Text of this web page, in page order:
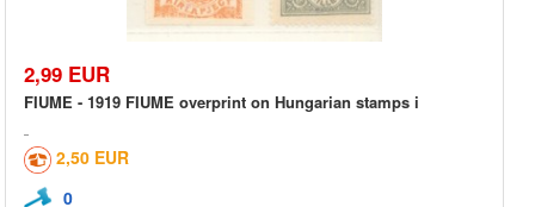
2,99 EUR
FIUME - 1919 FIUME overprint on Hungarian stamps i
2,50 EUR
0